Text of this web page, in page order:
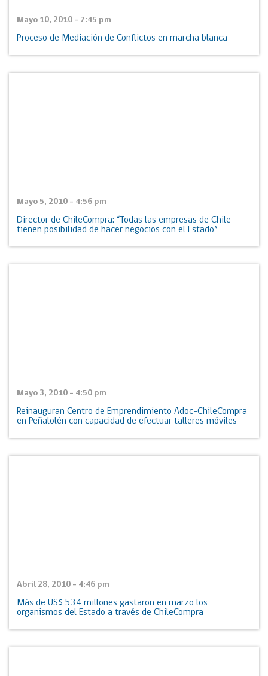
Mayo 10, 2010 - 7:45 pm
Proceso de Mediación de Conflictos en marcha blanca
Mayo 5, 2010 - 4:56 pm
Director de ChileCompra: “Todas las empresas de Chile
tienen posibilidad de hacer negocios con el Estado”
Mayo 3, 2010 - 4:50 pm
Reinauguran Centro de Emprendimiento Adoc-ChileCompra
en Peñalolén con capacidad de efectuar talleres móviles
Abril 28, 2010 - 4:46 pm
Más de US$ 534 millones gastaron en marzo los
organismos del Estado a través de ChileCompra